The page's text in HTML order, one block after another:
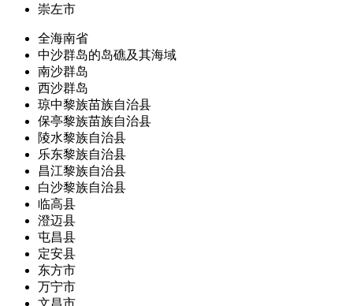
崇左市
全海南省
中沙群岛的岛礁及其海域
南沙群岛
西沙群岛
琼中黎族苗族自治县
保亭黎族苗族自治县
陵水黎族自治县
乐东黎族自治县
昌江黎族自治县
白沙黎族自治县
临高县
澄迈县
屯昌县
定安县
东方市
万宁市
文昌市